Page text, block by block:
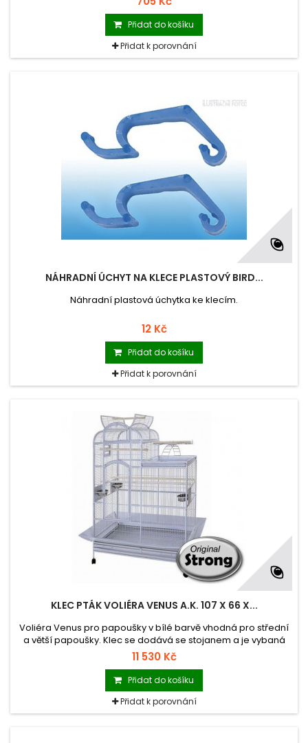
Přidat do košíku
Přidat k porovnání
NÁHRADNÍ ÚCHYT NA KLECE PLASTOVÝ BIRD...
Náhradní plastová úchytka ke klecím.
12 Kč
Přidat do košíku
Přidat k porovnání
KLEC PTÁK VOLIÉRA VENUS A.K. 107 X 66 X...
Voliéra Venus pro papoušky v bílé barvě vhodná pro střední
a větší papoušky. Klec se dodává se stojanem a je vybaná
kolečky, čímž je umožněna pojízdnost klece a spodními
ochrannými bočními lištami proti zněčišťování okolí klece. U
tohoto zboží je možný poue osobní odběr.
11 530 Kč
Přidat do košíku
Přidat k porovnání